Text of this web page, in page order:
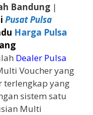
Bandung |
Pusat Pulsa
Harga Pulsa
Dealer Pulsa
Voucher yang
terlengkap yang
sistem satu
Multi